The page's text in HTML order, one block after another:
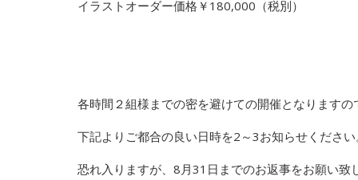
イラストオーダー価格￥180,000（税別）
各時間２組様までの密を避けての開催となりますの
下記よりご都合の良い日時を2～3お知らせください
恐れ入りますが、8月31日までのお返事をお願い致